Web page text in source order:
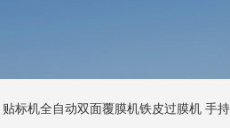
贴标机全自动双面覆膜机铁皮过膜机 手持式激光打标机铁